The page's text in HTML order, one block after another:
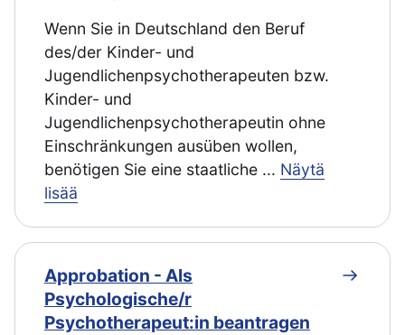
Wenn Sie in Deutschland den Beruf
des/der Kinder- und
Jugendlichenpsychotherapeuten bzw.
Kinder- und
Jugendlichenpsychotherapeutin ohne
Einschränkungen ausüben wollen,
benötigen Sie eine staatliche ... Näytä
lisää
Approbation - Als
Psychologische/r
Psychotherapeut:in beantragen